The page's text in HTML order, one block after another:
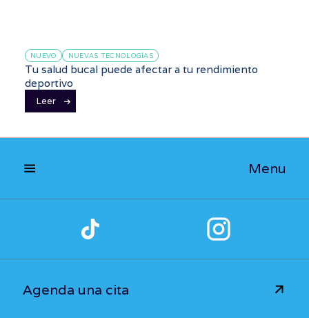
NUEVO NUEVAS TECNOLOGÍAS
Tu salud bucal puede afectar a tu rendimiento
deportivo
Leer
Menu
Agenda una cita